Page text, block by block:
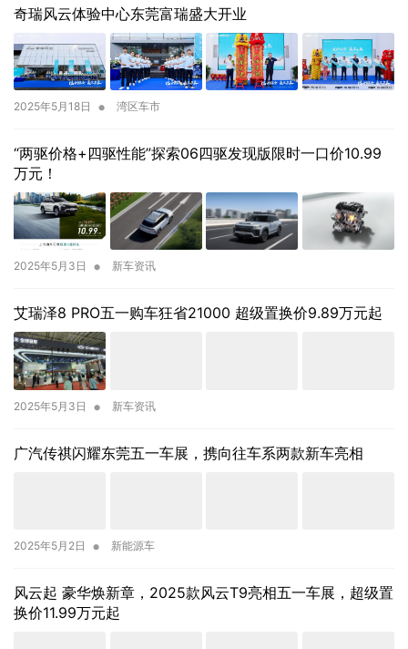
奇瑞风云体验中心东莞富瑞盛大开业
2025年5月18日 • 湾区车市
“两驱价格+四驱性能”探索06四驱发现版限时一口价10.99
万元！
2025年5月3日 • 新车资讯
艾瑞泽8 PRO五一购车狂省21000 超级置换价9.89万元起
2025年5月3日 • 新车资讯
广汽传祺闪耀东莞五一车展，携向往车系两款新车亮相
2025年5月2日 • 新能源车
风云起 豪华焕新章，2025款风云T9亮相五一车展，超级置
换价11.99万元起